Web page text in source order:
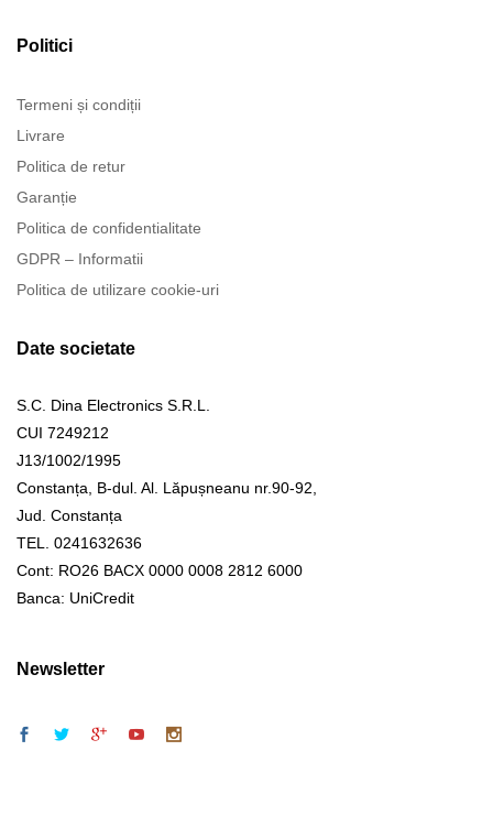
Politici
Termeni și condiții
Livrare
Politica de retur
Garanție
Politica de confidentialitate
GDPR – Informatii
Politica de utilizare cookie-uri
Date societate
S.C. Dina Electronics S.R.L.
CUI 7249212
J13/1002/1995
Constanța, B-dul. Al. Lăpușneanu nr.90-92,
Jud. Constanța
TEL. 0241632636
Cont: RO26 BACX 0000 0008 2812 6000
Banca: UniCredit
Newsletter